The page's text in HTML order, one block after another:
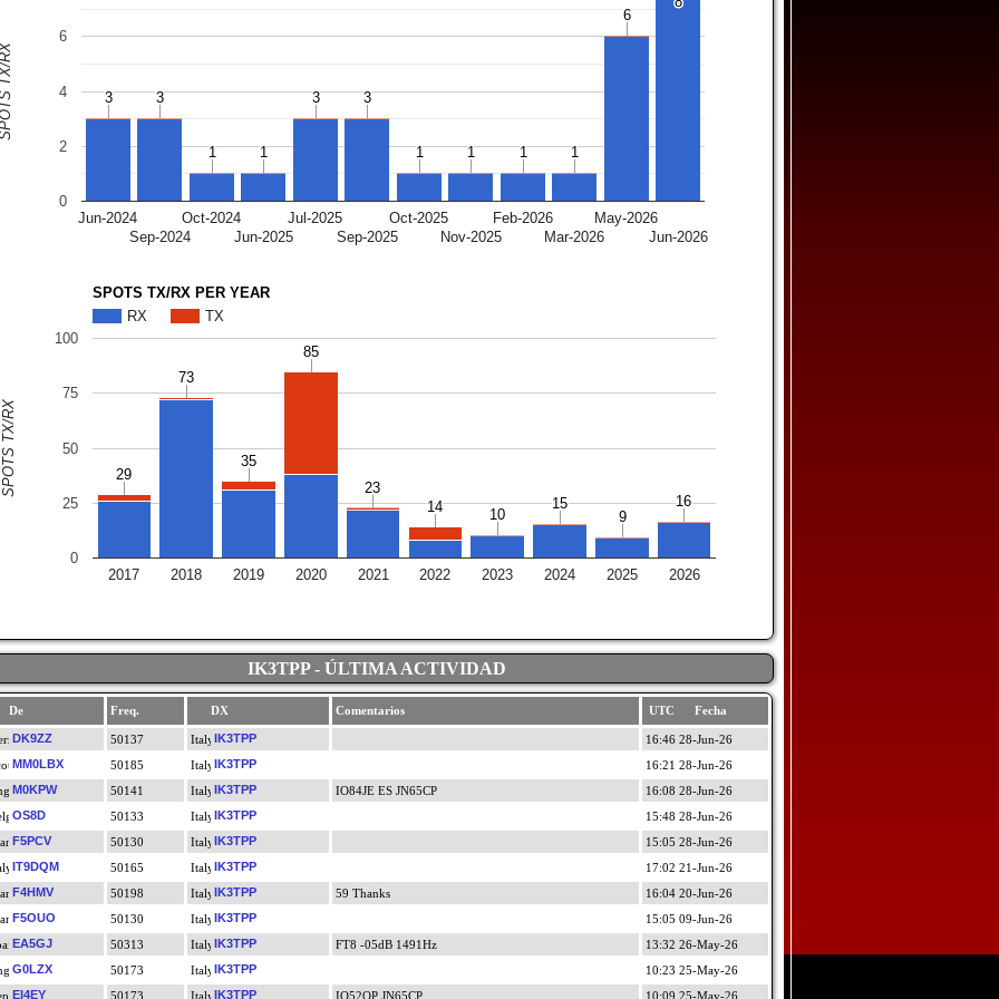
Jun-2024
Sep-2024
Oct-2024
Jun-2025
Jul-2025
Sep-2025
Oct-2025
Nov-2025
Feb-2026
Mar-2026
May-2026
Jun-2026
0
2
4
6
3
3 3
3
1
1 1
1
3
3 3
3
1
1 1
1 1
1 1
1
6
6
RX
SPOTS TX/RX PER YEAR
RX
TX
2017 2018 2019 2020 2021 2022 2023 2024 2025 2026
0
25
50
75
100
29
29
73
73
35
35
85
85
23
23
14
14 10
10
15
15
9
9
16
16
SPOTS TX/RX
IK3TPP - ÚLTIMA ACTIVIDAD
Freq. DX Comentarios UTC Fecha
DK9ZZ 50137 IK3TPP
16:46 28-Jun-26
MM0LBX
50185 IK3TPP
16:21 28-Jun-26
M0KPW
50141 IK3TPP IO84JE ES JN65CP
16:08 28-Jun-26
OS8D
50133 IK3TPP
15:48 28-Jun-26
F5PCV
50130 IK3TPP
15:05 28-Jun-26
IT9DQM
50165 IK3TPP
17:02 21-Jun-26
F4HMV
50198 IK3TPP 59 Thanks
16:04 20-Jun-26
F5OUO
50130 IK3TPP
15:05 09-Jun-26
EA5GJ
50313 IK3TPP FT8 -05dB 1491Hz
13:32 26-May-26
G0LZX
50173 IK3TPP
10:23 25-May-26
EI4EY
50173 IK3TPP IO52QP JN65CP 10:09 25-May-26